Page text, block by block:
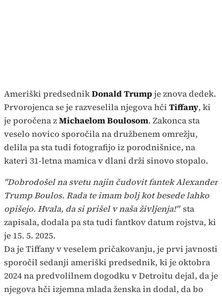
Ameriški predsednikDonald Trumpje znova dedek.
Prvorojenca se je razveselila njegova hči Tiffany, ki
je poročena zMichaelom Boulosom. Zakonca sta
veselo novico sporočila na družbenem omrežju,
delila pa sta tudi fotografijo iz porodnišnice, na
kateri 31-letna mamica v dlani drži sinovo stopalo.
"Dobrodošel na svetu najin čudovit fantek Alexander
Trump Boulos. Rada te imam bolj kot besede lahko
opišejo. Hvala, da si prišel v naša življenja!" sta
zapisala, dodala pa sta tudi fantkov datum rojstva, ki
je 15. 5. 2025.
Da je Tiffany v veselem pričakovanju, je prvi javnosti
sporočil sedanji ameriški predsednik, ki je oktobra
2024 na predvolilnem dogodku v Detroitu dejal, da je
njegova hči izjemna mlada ženska in dodal, da bo